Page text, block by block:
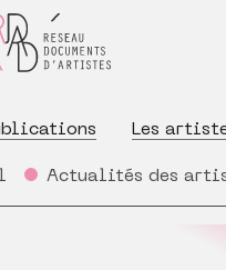
Les
Actualités des